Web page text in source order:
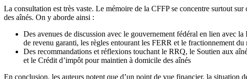
La consultation est très vaste. Le mémoire de la CFFP se concentre surtout
des aînés. On y aborde ainsi :
Des avenues de discussion avec le gouvernement fédéral en lien avec
de revenu garanti, les règles entourant les FERR et le fractionnement du
Des recommandations et réflexions touchant le RRQ, le Soutien aux
et le Crédit d’impôt pour maintien à domicile des aînés
En conclusion, les auteurs notent que d’un point de vue financier, la situation